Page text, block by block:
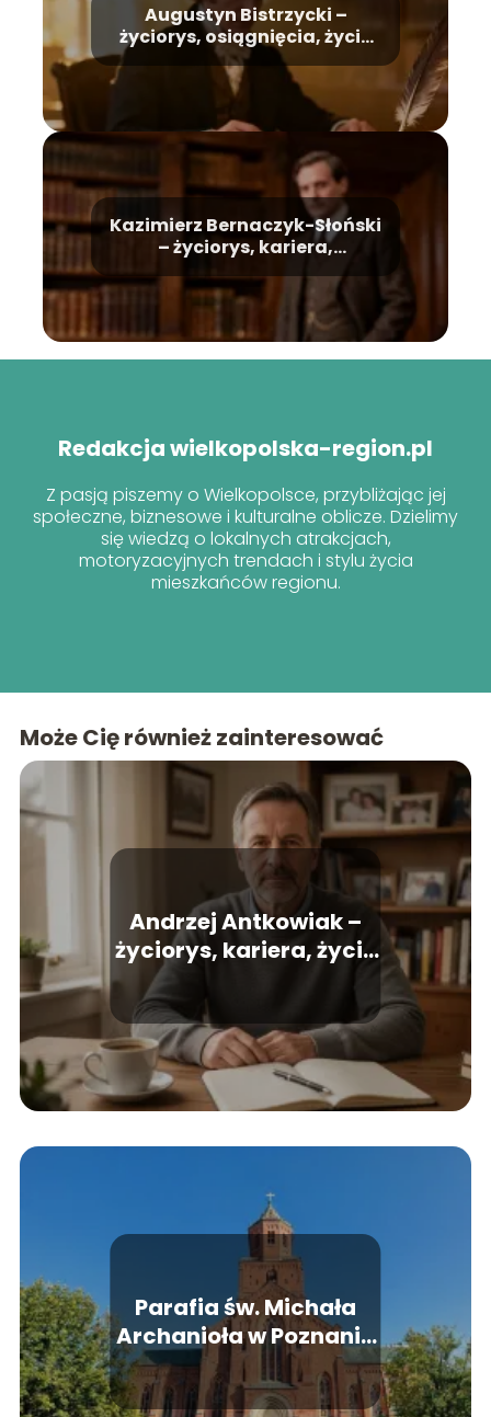
Augustyn Bistrzycki –
życiorys, osiągnięcia, życie
prywatne
Kazimierz Bernaczyk-Słoński
– życiorys, kariera,
Redakcja wielkopolska-region.pl
Z pasją piszemy o Wielkopolsce, przybliżając jej
społeczne, biznesowe i kulturalne oblicze. Dzielimy
się wiedzą o lokalnych atrakcjach,
motoryzacyjnych trendach i stylu życia
mieszkańców regionu.
Może Cię również zainteresować
Andrzej Antkowiak –
życiorys, kariera, życie
Parafia św. Michała
Archanioła w Poznaniu
– historia, msze,
kontakt